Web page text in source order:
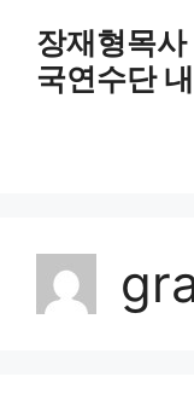
content
장재형목
국연수단